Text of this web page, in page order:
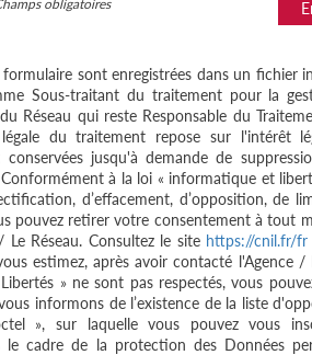
obligatoires
sont enregistrées dans un fichier
Sous-traitant du traitement pour la
Réseau qui reste Responsable du
légale du traitement repose sur l'intérêt
jusqu'à demande de
à la loi « informatique et
d’effacement, d’opposition, de
pouvez retirer votre consentement à tout
Réseau. Consultez le site https://cnil.fr/fr
estimez, après avoir contacté l'Agence /
» ne sont pas respectés, vous
informons de l’existence de la liste
», sur laquelle vous pouvez vous
le cadre de la protection des Données